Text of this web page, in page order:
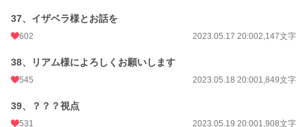
37、イザベラ様とお話を
602 2023.05.17 20:002,147文字
38、リアム様によろしくお願いします
545 2023.05.18 20:001,849文字
39、？？？視点
531 2023.05.19 20:001,908文字